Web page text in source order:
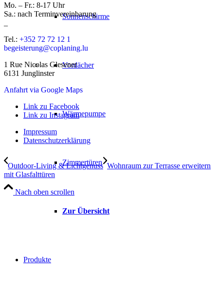
Sonnenschirme
Vordächer
Wärmepumpe
Zimmertüren
Zur Übersicht
Produkte
Mo. – Fr.: 8-17 Uhr
Sa.: nach Terminvereinbarung
Tel.: +352 72 72 12 1
begeisterung@coplaning.lu
1 Rue Nicolas Glesener
6131 Junglinster
Anfahrt via Google Maps
Link zu Facebook
Link zu Instagram
Impressum
Datenschutzerklärung
Outdoor-Living & Lichtgenuss Wohnraum zur Terrasse erweitern
mit Glasfalttüren
Nach oben scrollen